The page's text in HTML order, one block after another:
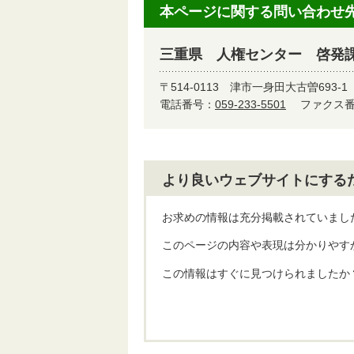
本ページに関する問い合わせ
三重県 人権センター 啓発
〒514-0113 津市一身田大古曽693-1
電話番号： 059-233-5501 ファクス
より良いウェブサイトにす
お求めの情報は充分掲載されていまし
このページの内容や表現は分かりやす
この情報はすぐに見つけられましたか